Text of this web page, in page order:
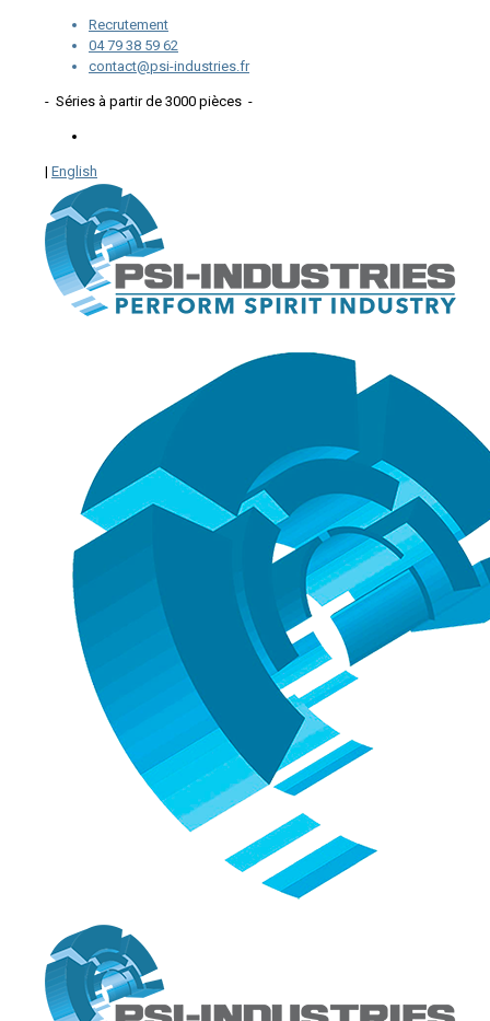
Recrutement
04 79 38 59 62
contact@psi-industries.fr
- Séries à partir de 3000 pièces -
| English